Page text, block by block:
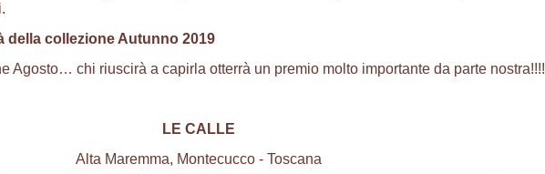
della collezione Autunno 2019
Agosto… chi riuscirà a capirla otterrà un premio molto importante da parte nostra!!!!
LE CALLE
Alta Maremma, Montecucco - Toscana